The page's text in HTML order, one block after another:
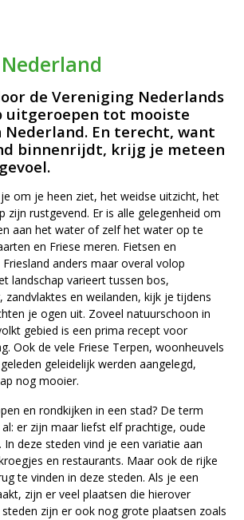
Nederland
de Vereniging Nederlands
uitgeroepen tot mooiste
Nederland. En terecht, want
binnenrijdt, krijg je meteen
om je heen ziet, het weidse uitzicht, het
zijn rustgevend. Er is alle gelegenheid om
aan het water of zelf het water op te
en Friese meren. Fietsen en
anders maar overal volop
landschap varieert tussen bos,
zandvlaktes en weilanden, kijk je tijdens
je ogen uit. Zoveel natuurschoon in
gebied is een prima recept voor
Ook de vele Friese Terpen, woonheuvels
geleidelijk werden aangelegd,
nog mooier.
en rondkijken in een stad? De term
al: er zijn maar liefst elf prachtige, oude
In deze steden vind je een variatie aan
en restaurants. Maar ook de rijke
te vinden in deze steden. Als je een
zijn er veel plaatsen die hierover
zijn er ook nog grote plaatsen zoals